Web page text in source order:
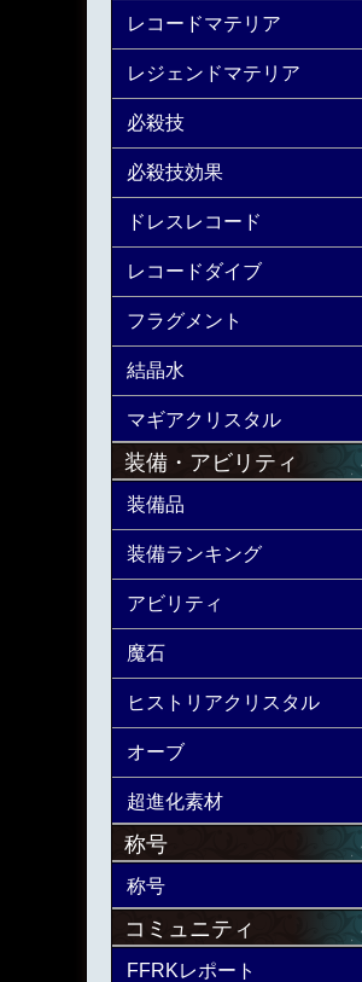
レコードマテリア
レジェンドマテリア
必殺技
必殺技効果
ドレスレコード
レコードダイブ
フラグメント
結晶水
マギアクリスタル
装備・アビリティ
装備品
装備ランキング
アビリティ
魔石
ヒストリアクリスタル
オーブ
超進化素材
称号
称号
コミュニティ
FFRKレポート